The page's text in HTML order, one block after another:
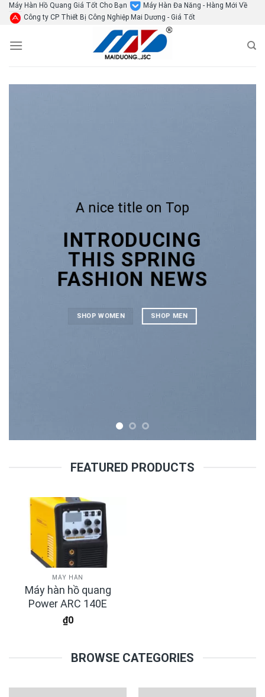
SkipMáy Hàn Hồ Quang Giá Tốt Cho Bạn
Máy Hàn Đa Năng - Hàng Mới Về
Công ty CP Thiết Bị Công Nghiệp Mai Dương - Giá Tốt
A nice title on Top
INTRODUCING
THIS SPRING
FASHION NEWS
SHOP MEN
FEATURED PRODUCTS
MÁY HÀN
Máy hàn hồ quang
Power ARC 140E
₫0
BROWSE CATEGORIES